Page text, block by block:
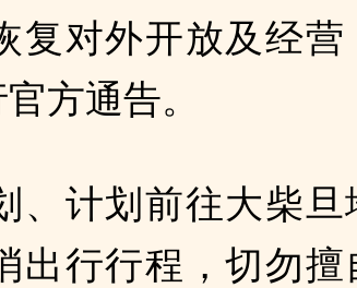
复对外开放及经营
方通告。
、计划前往大柴旦
出行行程，切勿擅